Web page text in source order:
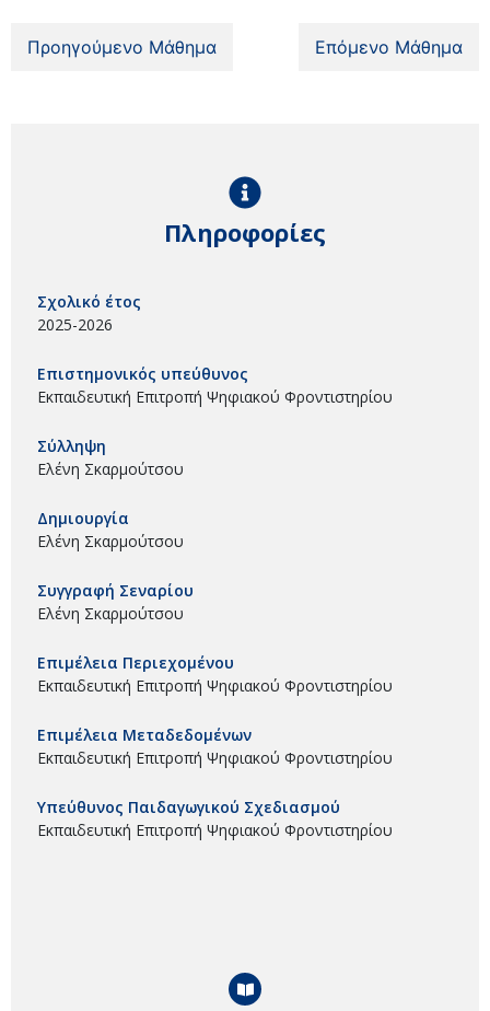
Προηγούμενο Μάθημα Επόμενο Μάθημα
Πληροφορίες
Σχολικό έτος
2025-2026
Επιστημονικός υπεύθυνος
Εκπαιδευτική Επιτροπή Ψηφιακού Φροντιστηρίου
Σύλληψη
Ελένη Σκαρμούτσου
Δημιουργία
Ελένη Σκαρμούτσου
Συγγραφή Σεναρίου
Ελένη Σκαρμούτσου
Επιμέλεια Περιεχομένου
Εκπαιδευτική Επιτροπή Ψηφιακού Φροντιστηρίου
Επιμέλεια Μεταδεδομένων
Εκπαιδευτική Επιτροπή Ψηφιακού Φροντιστηρίου
Υπεύθυνος Παιδαγωγικού Σχεδιασμού
Εκπαιδευτική Επιτροπή Ψηφιακού Φροντιστηρίου